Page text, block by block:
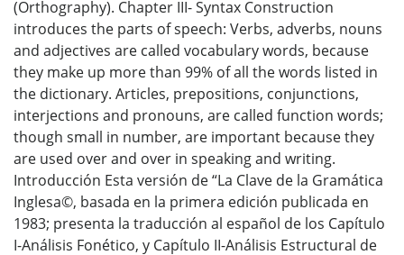
(Orthography). Chapter III- Syntax Construction
introduces the parts of speech: Verbs, adverbs, nouns
and adjectives are called vocabulary words, because
they make up more than 99% of all the words listed in
the dictionary. Articles, prepositions, conjunctions,
interjections and pronouns, are called function words;
though small in number, are important because they
are used over and over in speaking and writing.
Introducción Esta versión de “La Clave de la Gramática
Inglesa©, basada en la primera edición publicada en
1983; presenta la traducción al español de los Capítulo
I-Análisis Fonético, y Capítulo II-Análisis Estructural de